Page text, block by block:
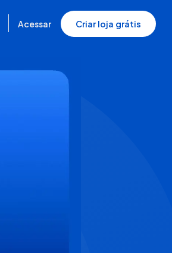
Acessar Criar loja grátis